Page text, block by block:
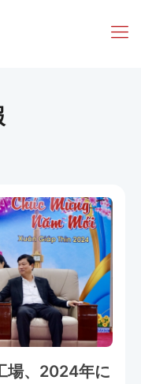
場、2024年に